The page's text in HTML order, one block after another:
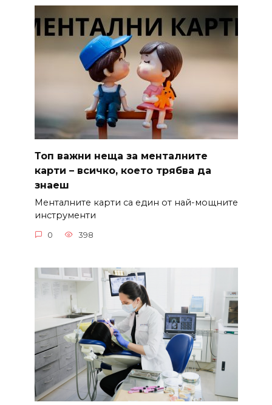
Топ важни неща за менталните
карти – всичко, което трябва да
знаеш
Менталните карти са един от най-мощните
инструменти
0 398